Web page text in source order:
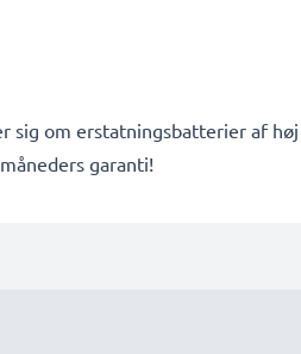
sig om erstatningsbatterier af
garanti!